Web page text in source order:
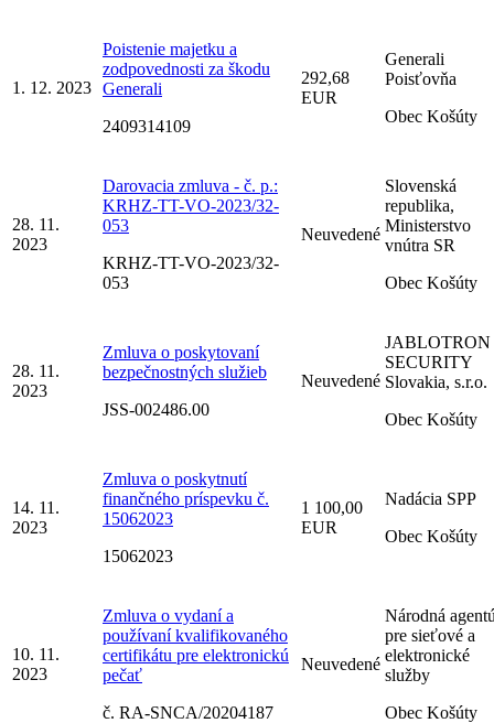
1. 12. 2023
Poistenie majetku a
zodpovednosti za škodu
Generali
2409314109
292,68
EUR
Generali
Poisťovňa
Obec Košúty
28. 11.
2023
Darovacia zmluva - č. p.:
KRHZ-TT-VO-2023/32-
053
KRHZ-TT-VO-2023/32-
053
Neuvedené
Slovenská
republika,
Ministerstvo
vnútra SR
Obec Košúty
28. 11.
2023
Zmluva o poskytovaní
bezpečnostných služieb
JSS-002486.00
Neuvedené
JABLOTRON
SECURITY
Slovakia, s.r.o.
Obec Košúty
14. 11.
2023
Zmluva o poskytnutí
finančného príspevku č.
15062023
15062023
1 100,00
EUR
Nadácia SPP
Obec Košúty
10. 11.
2023
Zmluva o vydaní a
používaní kvalifikovaného
certifikátu pre elektronickú
pečať
č. RA-SNCA/20204187
Neuvedené
Národná
pre sieťové a
elektronické
služby
Obec Košúty